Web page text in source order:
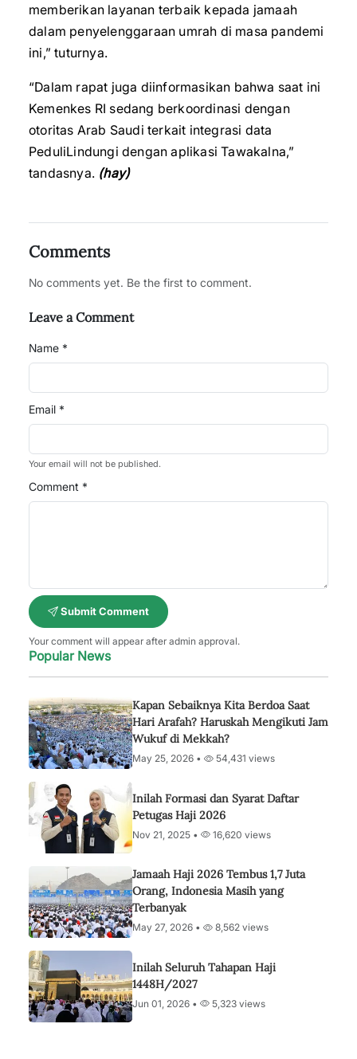
memberikan layanan terbaik kepada jamaah
dalam penyelenggaraan umrah di masa pandemi
ini,” tuturnya.
“Dalam rapat juga diinformasikan bahwa saat ini
Kemenkes RI sedang berkoordinasi dengan
otoritas Arab Saudi terkait integrasi data
PeduliLindungi dengan aplikasi Tawakalna,”
tandasnya. (hay)
Comments
No comments yet. Be the first to comment.
Leave a Comment
Name *
Email *
Your email will not be published.
Comment *
Submit Comment
Your comment will appear after admin approval.
Popular News
Kapan Sebaiknya Kita Berdoa Saat
Hari Arafah? Haruskah Mengikuti Jam
Wukuf di Mekkah?
May 25, 2026 • 54,431 views
Inilah Formasi dan Syarat Daftar
Petugas Haji 2026
Nov 21, 2025 • 16,620 views
Jamaah Haji 2026 Tembus 1,7 Juta
Orang, Indonesia Masih yang
Terbanyak
May 27, 2026 • 8,562 views
Inilah Seluruh Tahapan Haji
1448H/2027
Jun 01, 2026 • 5,323 views